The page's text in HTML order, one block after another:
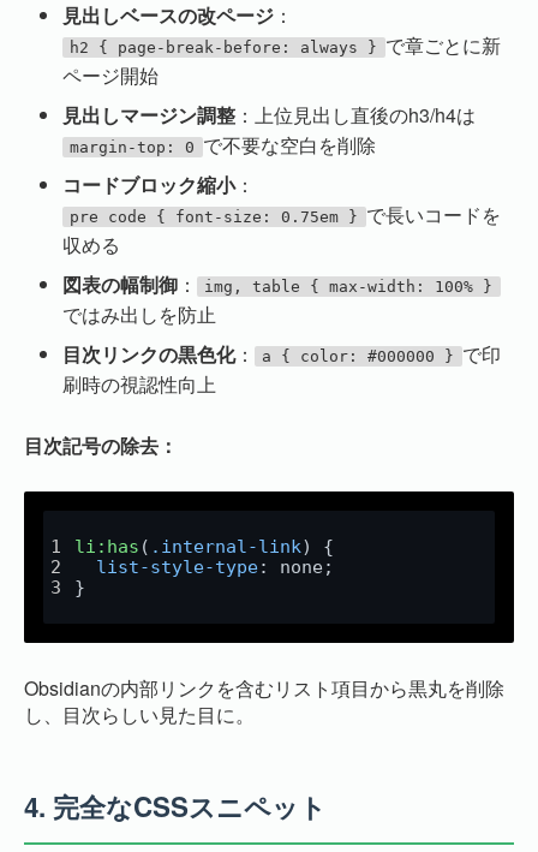
見出しベースの改ページ ：
h2 { page-break-before: always } で章ごとに新
ページ開始
見出しマージン調整 ：上位見出し直後のh3/h4は
margin-top: 0 で不要な空白を削除
コードブロック縮小：
pre code { font-size: 0.75em } で長いコードを
収める
図表の幅制御 ： img, table { max-width: 100% }
ではみ出しを防止
目次リンクの黒色化： a { color: #000000 } で印
刷時の視認性向上
目次記号の除去：
li :has ( .internal-link) {
list-style-type: none;
}
Obsidianの内部リンクを含むリスト項目から黒丸を削除
し、目次らしい見た目に。
4. 完全なCSSスニペット